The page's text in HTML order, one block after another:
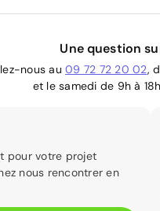
Une question
nous au 09 72 72 20 02,
et le samedi de 9h à
pour votre projet
nous rencontrer en